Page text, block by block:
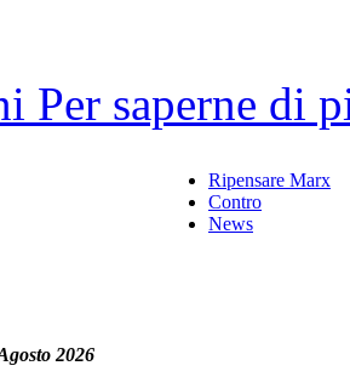
Per saperne di
2026
Ripensare Marx
Contro
News